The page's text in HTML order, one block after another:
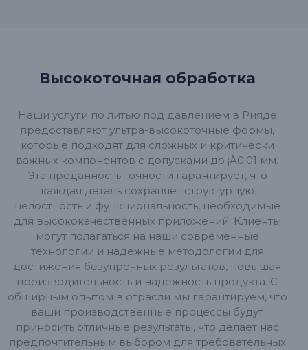
Высокоточная обработка
Наши услуги по литью под давлением в Рияде
предоставляют ультра-высокоточные формы,
которые подходят для сложных и критически
важных компонентов с допусками до ¡À0.01 мм.
Эта преданность точности гарантирует, что
каждая деталь сохраняет структурную
целостность и функциональность, необходимые
для высококачественных приложений. Клиенты
могут полагаться на наши современные
технологии и надежные методологии для
достижения безупречных результатов, повышая
производительность и надежность продукта. С
обширным опытом в отрасли мы гарантируем, что
ваши производственные процессы будут
приносить отличные результаты, что делает нас
предпочтительным выбором для требовательных